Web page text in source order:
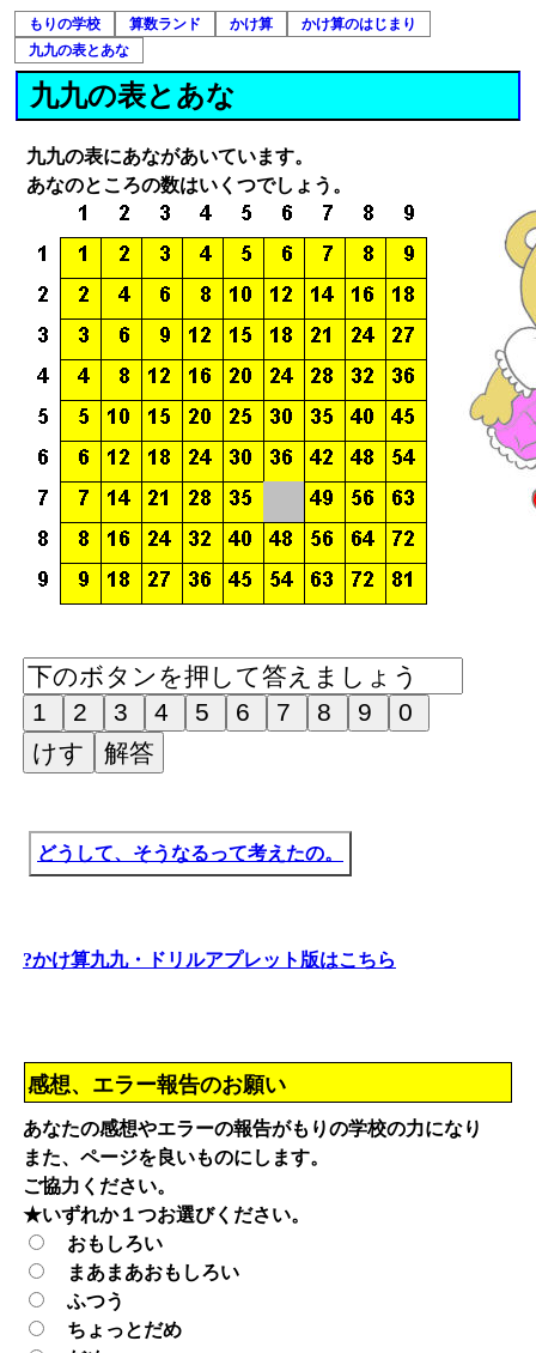
もりの学校 算数ランド かけ算
かけ算のはじまり
九九の表とあな
九九の表とあな
九九の表にあながあいています。
あなのところの数はいくつでしょう。
どうして、そうなるって考えたの。
?かけ算九九・ドリルアプレット版はこちら
感想、エラー報告のお願い
あなたの感想やエラーの報告がもりの学校の力になり
また、ページを良いものにします。
ご協力ください。
★いずれか１つお選びください。
おもしろい
まあまあおもしろい
ふつう
ちょっとだめ